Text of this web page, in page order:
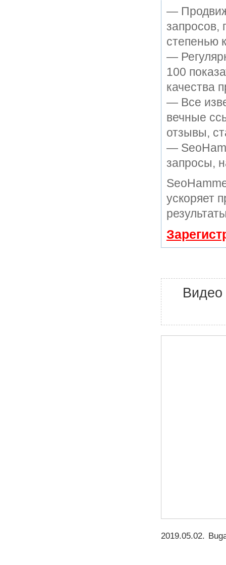
—
запросов,
степенью
—
100
качества
— Все
вечные
отзывы,
—
запросы,
ускоряет
Видео
2019.05.02.